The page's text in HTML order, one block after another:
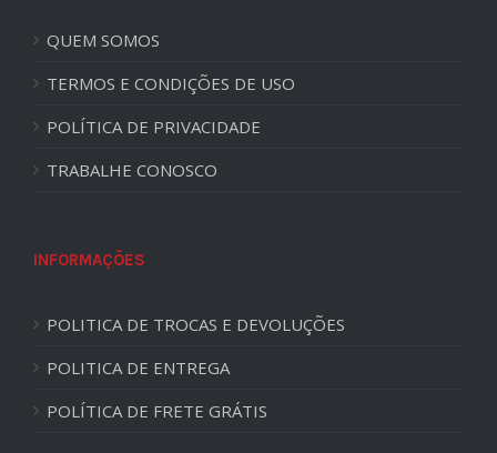
QUEM SOMOS
TERMOS E CONDIÇÕES DE USO
POLÍTICA DE PRIVACIDADE
TRABALHE CONOSCO
INFORMAÇÕES
POLITICA DE TROCAS E DEVOLUÇÕES
POLITICA DE ENTREGA
POLÍTICA DE FRETE GRÁTIS